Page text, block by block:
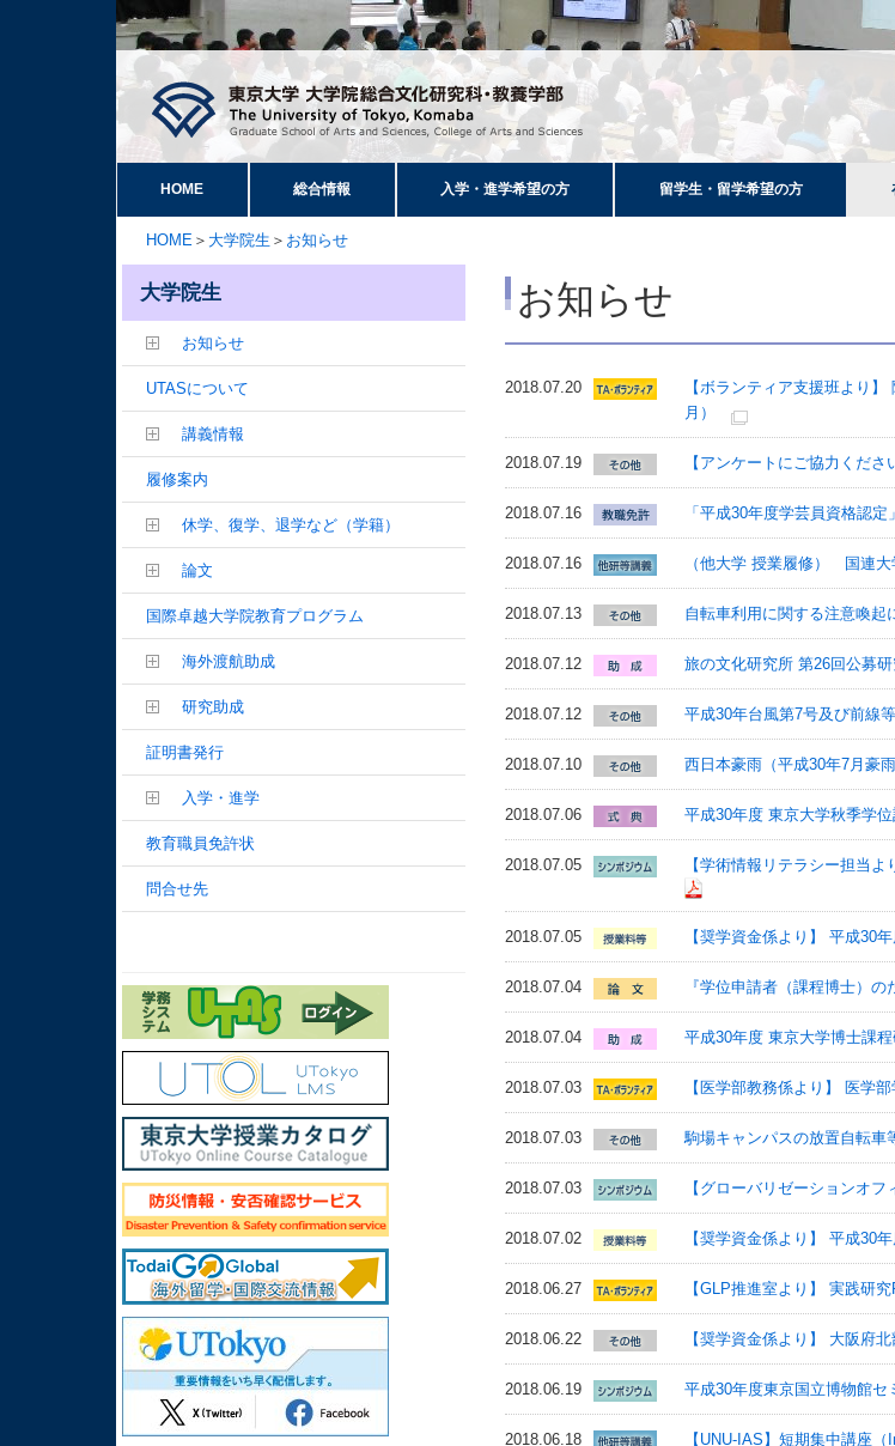
HOME 総合情報 入学・進学希望の方 留学生・留学希望の方
HOME ＞ 大学院生 ＞ お知らせ
お知らせ
2018.07.20
【ボランティア支援班より
月）
2018.07.19 【アンケートにご協力くだ
2018.07.16 「平成30年度学芸員資格認
2018.07.16 （他大学 授業履修） 国連
2018.07.13 自転車利用に関する注意喚起
2018.07.12 旅の文化研究所 第26回公募
2018.07.12 平成30年台風第7号及び前線
2018.07.10 西日本豪雨（平成30年7月豪
2018.07.06 平成30年度 東京大学秋季学
2018.07.05 【学術情報リテラシー担当
2018.07.05 【奨学資金係より】 平成30
2018.07.04 『学位申請者（課程博士）
2018.07.04 平成30年度 東京大学博士課
2018.07.03 【医学部教務係より】 医学
2018.07.03 駒場キャンパスの放置自転車
2018.07.03 【グローバリゼーションオ
2018.07.02 【奨学資金係より】 平成30
2018.06.27 【GLP推進室より】 実践研
2018.06.22 【奨学資金係より】 大阪府
2018.06.19 平成30年度東京国立博物館
2018.06.18 【UNU-IAS】短期集中講座
大学院生
お知らせ
UTASについて
講義情報
履修案内
休学、復学、退学など（学籍）
論文
国際卓越大学院教育プログラム
海外渡航助成
研究助成
証明書発行
入学・進学
教育職員免許状
問合せ先